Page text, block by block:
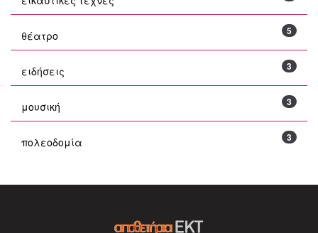
5
θέατρο
3
ειδήσεις
3
μουσική
3
πολεοδομία